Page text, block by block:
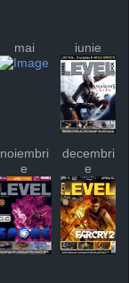
mai iunie
noiembri
e
decembri
e